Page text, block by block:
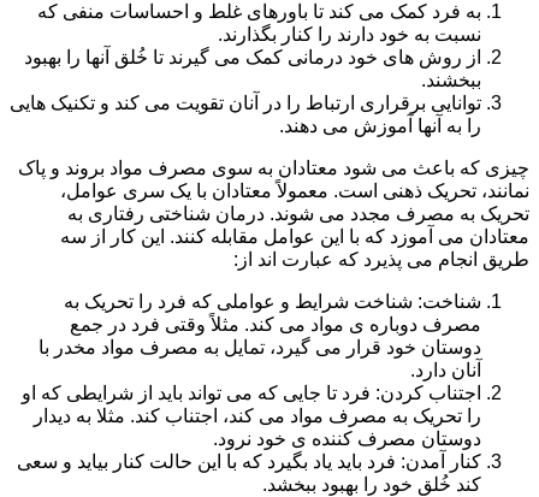
به فرد کمک می کند تا باورهای غلط و احساسات منفی که
نسبت به خود دارند را کنار بگذارند.
از روش های خود درمانی کمک می گیرند تا خُلق آنها را بهبود
ببخشند.
توانایی برقراری ارتباط را در آنان تقویت می کند و تکنیک هایی
را به آنها آموزش می دهند.
چیزی که باعث می شود معتادان به سوی مصرف مواد بروند و پاک
نمانند، تحریک ذهنی است. معمولاً معتادان با یک سری عوامل،
تحریک به مصرف مجدد می شوند. درمان شناختی رفتاری به
معتادان می آموزد که با این عوامل مقابله کنند. این کار از سه
طریق انجام می پذیرد که عبارت اند از:
شناخت: شناخت شرایط و عواملی که فرد را تحریک به
مصرف دوباره ی مواد می کند. مثلاً وقتی فرد در جمع
دوستان خود قرار می گیرد، تمایل به مصرف مواد مخدر با
آنان دارد.
اجتناب کردن: فرد تا جایی که می تواند باید از شرایطی که او
را تحریک به مصرف مواد می کند، اجتناب کند. مثلا به دیدار
دوستان مصرف کننده ی خود نرود.
کنار آمدن: فرد باید یاد بگیرد که با این حالت کنار بیاید و سعی
کند خُلق خود را بهبود ببخشد.